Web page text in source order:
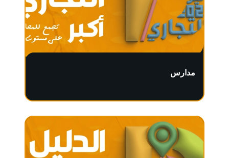
مدارس